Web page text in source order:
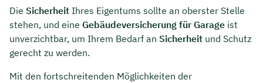
Expats
Über Uns
Die Sicherheit Ihres Eigentums sollte an oberster Stelle
stehen, und eine Gebäudeversicherung für Garage ist
unverzichtbar, um Ihrem Bedarf an Sicherheit und Schutz
gerecht zu werden.
Mit den fortschreitenden Möglichkeiten der